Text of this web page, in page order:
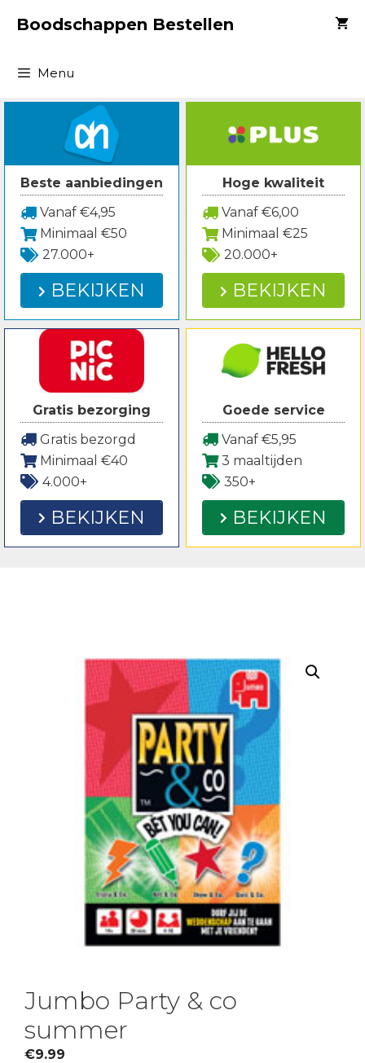
naarBoodschappen Bestellen
Menu
Beste aanbiedingen
Vanaf €4,95
Minimaal €50
27.000+
BEKIJKEN
Hoge kwaliteit
Vanaf €6,00
Minimaal €25
20.000+
BEKIJKEN
Gratis bezorging
Gratis bezorgd
Minimaal €40
4.000+
BEKIJKEN
Goede service
Vanaf €5,95
3 maaltijden
350+
BEKIJKEN
Jumbo Party & co
summer
€9.99